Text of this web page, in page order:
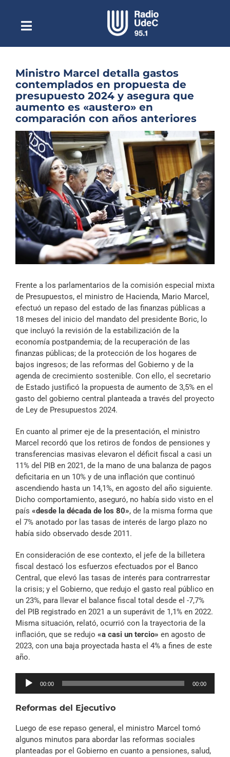
contenidoToggle
NavigationEscuchar Radio UdeC en vivo
Quiénes Somos
Programación
Podcast
Noticias
Reportajes
Columnas
Música Clásica
Especiales
Archivo Sonoro
Ministro Marcel detalla gastos
contemplados en propuesta de
presupuesto 2024 y asegura que
aumento es «austero» en
comparación con años anteriores
Ver
imagen
más
grande
Frente a los parlamentarios de la comisión especial mixta
de Presupuestos, el ministro de Hacienda, Mario Marcel,
efectuó un repaso del estado de las finanzas públicas a
18 meses del inicio del mandato del presidente Boric, lo
que incluyó la revisión de la estabilización de la
economía postpandemia; de la recuperación de las
finanzas públicas; de la protección de los hogares de
bajos ingresos; de las reformas del Gobierno y de la
agenda de crecimiento sostenible. Con ello, el secretario
de Estado justificó la propuesta de aumento de 3,5% en el
gasto del gobierno central planteada a través del proyecto
de Ley de Presupuestos 2024.
En cuanto al primer eje de la presentación, el ministro
Marcel recordó que los retiros de fondos de pensiones y
transferencias masivas elevaron el déficit fiscal a casi un
11% del PIB en 2021, de la mano de una balanza de pagos
deficitaria en un 10% y de una inflación que continuó
ascendiendo hasta un 14,1%, en agosto del año siguiente.
Dicho comportamiento, aseguró, no había sido visto en el
país «desde la década de los 80», de la misma forma que
el 7% anotado por las tasas de interés de largo plazo no
había sido observado desde 2011.
En consideración de ese contexto, el jefe de la billetera
fiscal destacó los esfuerzos efectuados por el Banco
Central, que elevó las tasas de interés para contrarrestar
la crisis; y el Gobierno, que redujo el gasto real público en
un 23%, para llevar el balance fiscal total desde el -7,7%
del PIB registrado en 2021 a un superávit de 1,1% en 2022.
Misma situación, relató, ocurrió con la trayectoria de la
inflación, que se redujo «a casi un tercio» en agosto de
2023, con una baja proyectada hasta el 4% a fines de este
año.
Reproductor
00:00 00:00
Reformas del Ejecutivo
Luego de ese repaso general, el ministro Marcel tomó
algunos minutos para abordar las reformas sociales
planteadas por el Gobierno en cuanto a pensiones, salud,